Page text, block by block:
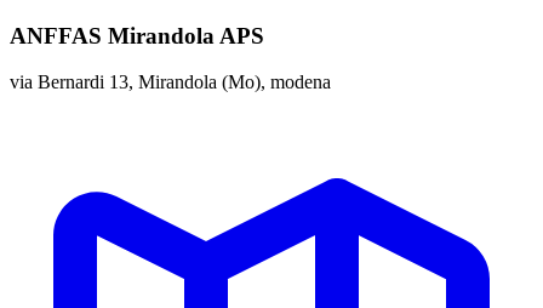
ANFFAS Mirandola APS
via Bernardi 13, Mirandola (Mo), modena